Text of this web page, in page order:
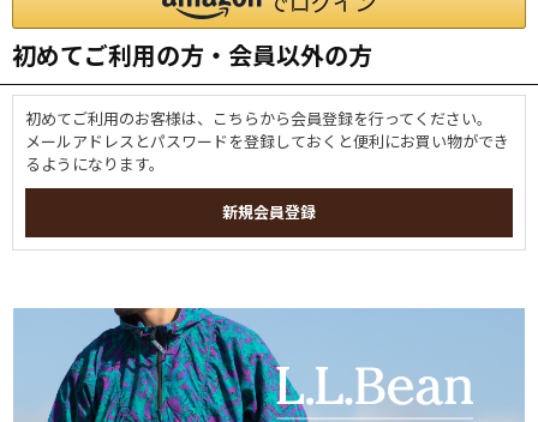
初めてご利用の方・会員以外の方
初めてご利用のお客様は、こちらから会員登録を行ってください。
メールアドレスとパスワードを登録しておくと便利にお買い物ができ
るようになります。